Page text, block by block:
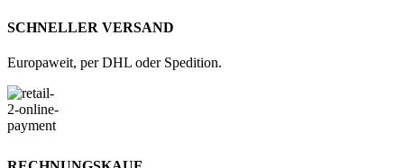
SCHNELLER VERSAND
Europaweit, per DHL oder Spedition.